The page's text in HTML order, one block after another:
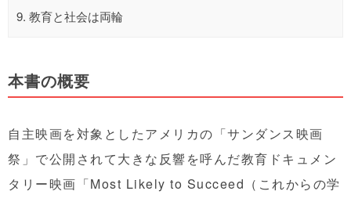
9. 教育と社会は両輪
本書の概要
自主映画を対象としたアメリカの「サンダンス映画
祭」で公開されて大きな反響を呼んだ教育ドキュメン
タリー映画「Most Likely to Succeed（これからの学